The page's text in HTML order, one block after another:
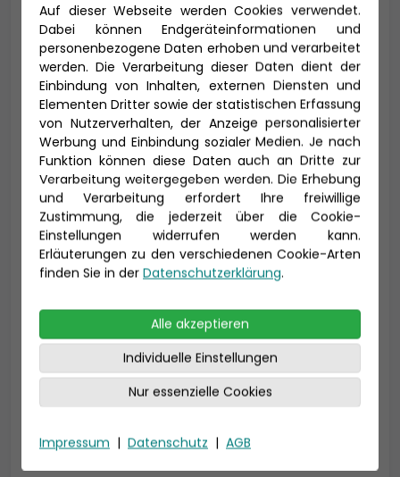
Titel
Vorname * Nachname *
E-Mail *
Telefon *
Auf dieser Webseite werden Cookies verwendet.
Dabei können Endgeräteinformationen und
personenbezogene Daten erhoben und verarbeitet
werden. Die Verarbeitung dieser Daten dient der
Einbindung von Inhalten, externen Diensten und
Elementen Dritter sowie der statistischen Erfassung
von Nutzerverhalten, der Anzeige personalisierter
Werbung und Einbindung sozialer Medien. Je nach
Funktion können diese Daten auch an Dritte zur
Verarbeitung weitergegeben werden. Die Erhebung
und Verarbeitung erfordert Ihre freiwillige
Zustimmung, die jederzeit über die Cookie-
Einstellungen widerrufen werden kann.
Erläuterungen zu den verschiedenen Cookie-Arten
finden Sie in der Datenschutzerklärung.
Alle akzeptieren
Individuelle Einstellungen
Nur essenzielle Cookies
Impressum | Datenschutz | AGB